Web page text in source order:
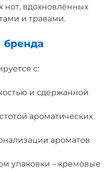
нот, вдохновлённых
и травами.
бренда
с:
и сдержанной
ароматических
ароматов
упаковки – кремовые